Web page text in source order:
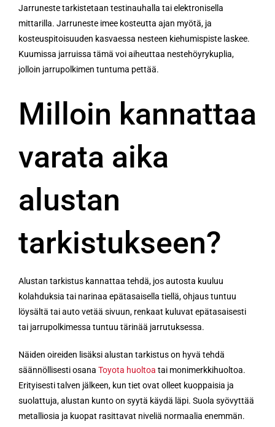
Jarruneste tarkistetaan testinauhalla tai elektronisella
mittarilla. Jarruneste imee kosteutta ajan myötä, ja
kosteuspitoisuuden kasvaessa nesteen kiehumispiste laskee.
Kuumissa jarruissa tämä voi aiheuttaa nestehöyrykuplia,
jolloin jarrupolkimen tuntuma pettää.
Milloin kannattaa
varata aika
alustan
tarkistukseen?
Alustan tarkistus kannattaa tehdä, jos autosta kuuluu
kolahduksia tai narinaa epätasaisella tiellä, ohjaus tuntuu
löysältä tai auto vetää sivuun, renkaat kuluvat epätasaisesti
tai jarrupolkimessa tuntuu tärinää jarrutuksessa.
Näiden oireiden lisäksi alustan tarkistus on hyvä tehdä
säännöllisesti osana Toyota huoltoa tai monimerkkihuoltoa.
Erityisesti talven jälkeen, kun tiet ovat olleet kuoppaisia ja
suolattuja, alustan kunto on syytä käydä läpi. Suola syövyttää
metalliosia ja kuopat rasittavat niveliä normaalia enemmän.